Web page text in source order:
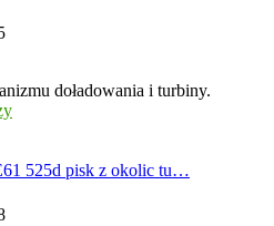
doładowania i turbiny.
525d pisk z okolic tu…